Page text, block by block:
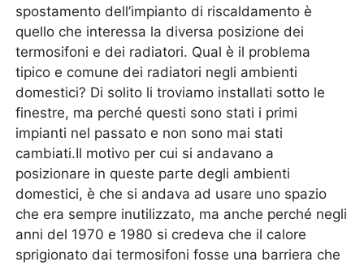
spostamento dell’impianto di riscaldamento è
quello che interessa la diversa posizione dei
termosifoni e dei radiatori. Qual è il problema
tipico e comune dei radiatori negli ambienti
domestici? Di solito li troviamo installati sotto le
finestre, ma perché questi sono stati i primi
impianti nel passato e non sono mai stati
cambiati.Il motivo per cui si andavano a
posizionare in queste parte degli ambienti
domestici, è che si andava ad usare uno spazio
che era sempre inutilizzato, ma anche perché negli
anni del 1970 e 1980 si credeva che il calore
sprigionato dai termosifoni fosse una barriera che